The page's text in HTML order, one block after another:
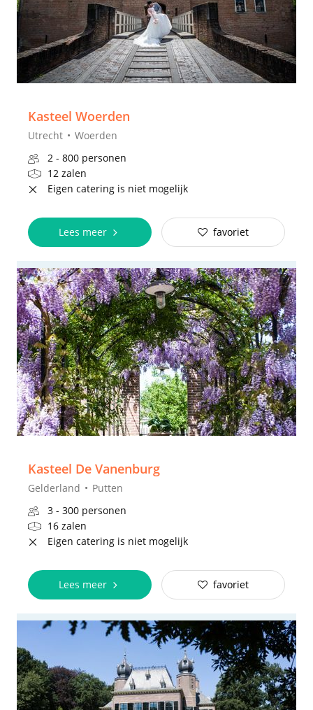
Kasteel Woerden
Utrecht
Woerden
2 - 800 personen
12 zalen
Eigen catering is niet mogelijk
Lees meer favoriet
Kasteel De Vanenburg
Gelderland
Putten
3 - 300 personen
16 zalen
Eigen catering is niet mogelijk
Lees meer favoriet